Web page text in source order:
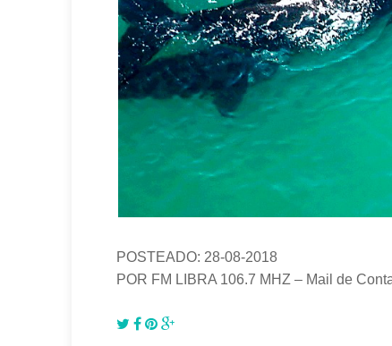
POSTEADO: 28-08-2018
POR FM LIBRA 106.7 MHZ – Mail de